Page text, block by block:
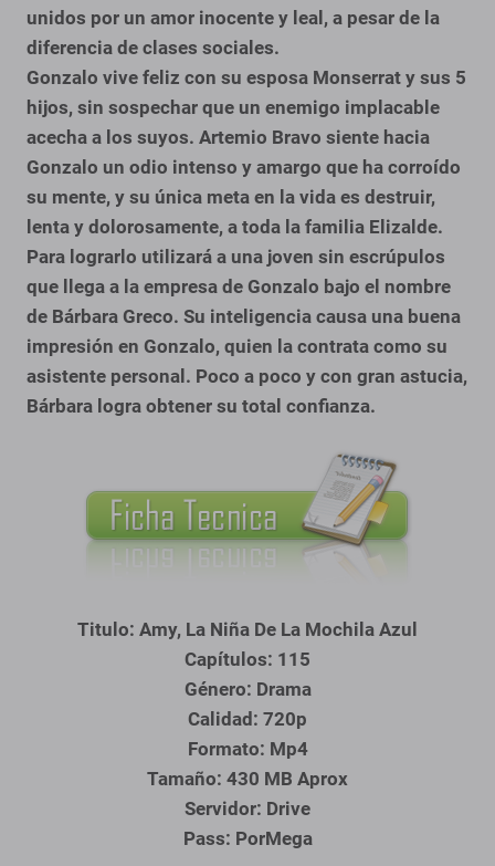
unidos por un amor inocente y leal, a pesar de la
diferencia de clases sociales.
Gonzalo vive feliz con su esposa Monserrat y sus 5
hijos, sin sospechar que un enemigo implacable
acecha a los suyos. Artemio Bravo siente hacia
Gonzalo un odio intenso y amargo que ha corroído
su mente, y su única meta en la vida es destruir,
lenta y dolorosamente, a toda la familia Elizalde.
Para lograrlo utilizará a una joven sin escrúpulos
que llega a la empresa de Gonzalo bajo el nombre
de Bárbara Greco. Su inteligencia causa una buena
impresión en Gonzalo, quien la contrata como su
asistente personal. Poco a poco y con gran astucia,
Bárbara logra obtener su total confianza.
Titulo: Amy, La Niña De La Mochila Azul
Capítulos: 115
Género: Drama
Calidad: 720p
Formato: Mp4
Tamaño: 430 MB Aprox
Servidor: Drive
Pass: PorMega